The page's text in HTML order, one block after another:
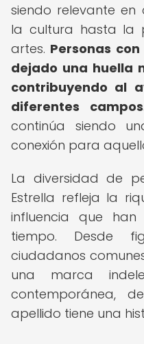
siendo relevante en
la cultura hasta la
artes. Personas
dejado una huella
contribuyendo al
diferentes
continúa siendo
conexión para
La diversidad de
Estrella refleja la
influencia que
tiempo. Desde
ciudadanos
una marca
contemporánea,
apellido tiene una